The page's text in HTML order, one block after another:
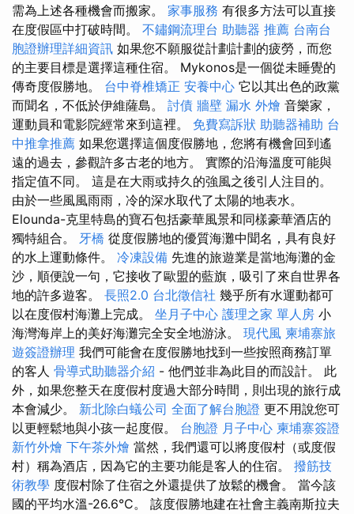
需為上述各種機會而搬家。 家事服務 有很多方法可以直接
在度假區中打破時間。 不鏽鋼流理台 助聽器 推薦 台南台
胞證辦理詳細資訊 如果您不願服從計劃計劃的疲勞，而您
的主要目標是選擇這種住宿。 Mykonos是一個從未睡覺的
傳奇度假勝地。 台中脊椎矯正 安養中心 它以其出色的政黨
而聞名，不低於伊維薩島。 討債 牆壁 漏水 外燴 音樂家，
運動員和電影院經常來到這裡。 免費寫訴狀 助聽器補助 台
中推拿推薦 如果您選擇這個度假勝地，您將有機會回到遙
遠的過去，參觀許多古老的地方。 實際的沿海溫度可能與
指定值不同。 這是在大雨或持久的強風之後引人注目的。
由於一些風風雨雨，冷的深水取代了太陽的地表水。
Elounda-克里特島的寶石包括豪華風景和同樣豪華酒店的
獨特組合。 牙橋 從度假勝地的優質海灘中聞名，具有良好
的水上運動條件。 冷凍設備 先進的旅遊業是當地海灘的金
沙，順便說一句，它接收了歐盟的藍旗，吸引了來自世界各
地的許多遊客。 長照2.0 台北徵信社 幾乎所有水運動都可
以在度假村海灘上完成。 坐月子中心 護理之家 單人房 小
海灣海岸上的美好海灘完全安全地游泳。 現代風 柬埔寨旅
遊簽證辦理 我們可能會在度假勝地找到一些按照商務訂單
的客人 骨導式助聽器介紹 - 他們並非為此目的而設計。 此
外，如果您整天在度假村度過大部分時間，則出現的旅行成
本會減少。 新北除白蟻公司 全面了解台胞證 更不用說您可
以更輕鬆地與小孩一起度假。 台胞證 月子中心 柬埔寨簽證
新竹外燴 下午茶外燴 當然，我們還可以將度假村（或度假
村）稱為酒店，因為它的主要功能是客人的住宿。 撥筋技
術教學 度假村除了住宿之外還提供了放鬆的機會。 當今該
國的平均水溫-26.6°C。 該度假勝地建在社會主義南斯拉夫